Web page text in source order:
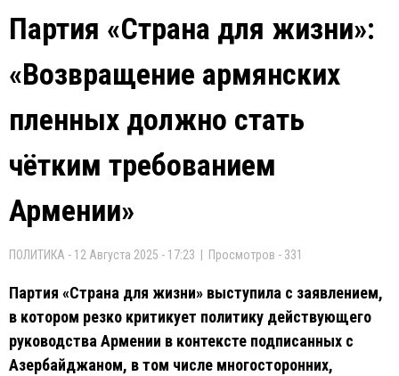
Партия «Страна для жизни»:
«Возвращение армянских
пленных должно стать
чётким требованием
Армении»
ПОЛИТИКА - 12 Августа 2025 - 17:23 | Просмотров - 331
Партия «Страна для жизни» выступила с заявлением,
в котором резко критикует политику действующего
руководства Армении в контексте подписанных с
Азербайджаном, в том числе многосторонних,